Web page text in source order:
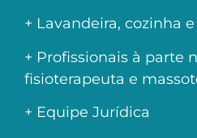
+ Lavandeira, cozinha
+ Profissionais à parte
fisioterapeuta e
+ Equipe Jurídica